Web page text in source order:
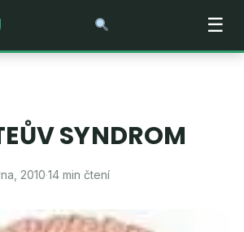
☰
SYNDROM
2010·14 min čtení